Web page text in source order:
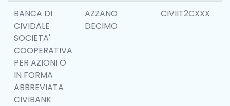
BANCA DI
CIVIDALE
SOCIETA'
COOPERATIVA
PER AZIONI O
IN FORMA
ABBREVIATA
CIVIBANK
AZZANO
DECIMO
CIVIIT2CXXX